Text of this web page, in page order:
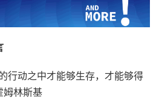
行动之中才能够生存，才能够得
林斯基